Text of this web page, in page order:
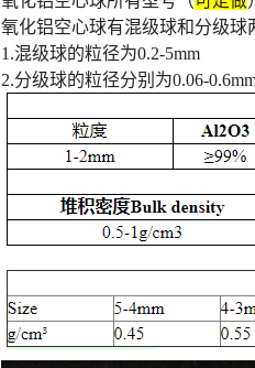
氧化铝空心球有混级球和分级球
1.混级球的粒径为0.2-5mm
2.分级球的粒径分别为0.06-